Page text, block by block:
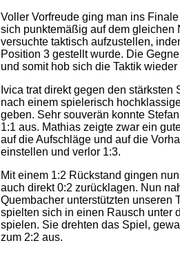
Voller Vorfreude ging man ins
sich punktemäßig auf dem gleichen
versuchte taktisch aufzustellen,
Position 3 gestellt wurde. Die
und somit hob sich die Taktik wieder
Ivica trat direkt gegen den
nach einem spielerisch
geben. Sehr souverän konnte
1:1 aus. Mathias zeigte zwar ein
auf die Aufschläge und auf die
einstellen und verlor 1:3.
Mit einem 1:2 Rückstand gingen
auch direkt 0:2 zurücklagen. Nun
Quembacher unterstützten unseren
spielten sich in einen Rausch unter
spielen. Sie drehten das Spiel,
zum 2:2 aus.